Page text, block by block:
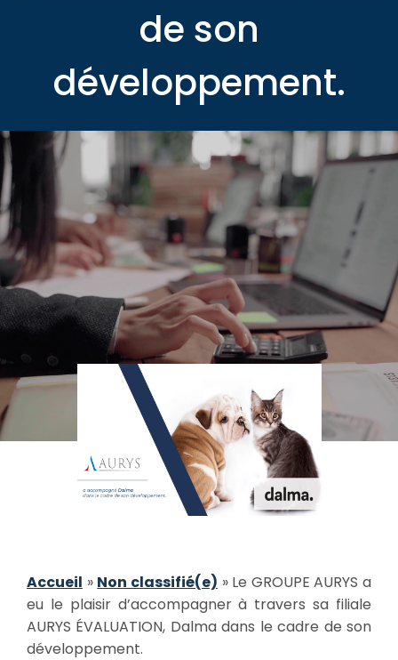
de son
développement.
Accueil » Non classifié(e) » Le GROUPE AURYS a
eu le plaisir d’accompagner à travers sa filiale
AURYS ÉVALUATION, Dalma dans le cadre de son
développement.